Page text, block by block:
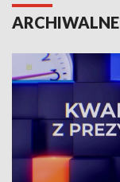
ARCHIWALNE